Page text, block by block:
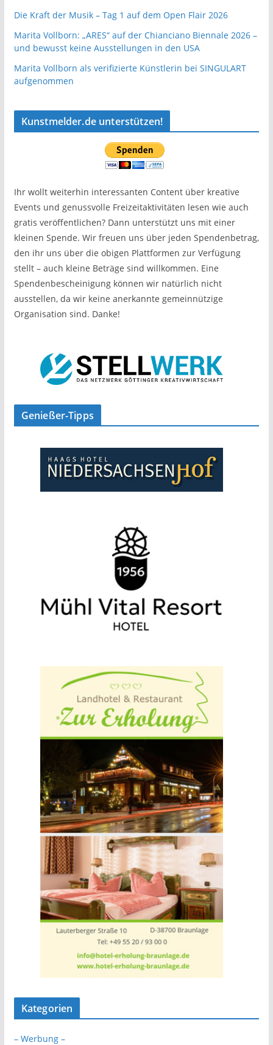
Die Kraft der Musik – Tag 1 auf dem Open Flair 2026
Marita Vollborn: „ARES“ auf der Chianciano Biennale 2026 –
und bewusst keine Ausstellungen in den USA
Marita Vollborn als verifizierte Künstlerin bei SINGULART
aufgenommen
Kunstmelder.de unterstützen!
Ihr wollt weiterhin interessanten Content über kreative
Events und genussvolle Freizeitaktivitäten lesen wie auch
gratis veröffentlichen? Dann unterstützt uns mit einer
kleinen Spende. Wir freuen uns über jeden Spendenbetrag,
den ihr uns über die obigen Plattformen zur Verfügung
stellt – auch kleine Beträge sind willkommen. Eine
Spendenbescheinigung können wir natürlich nicht
ausstellen, da wir keine anerkannte gemeinnützige
Organisation sind. Danke!
Genießer-Tipps
Kategorien
– Werbung –